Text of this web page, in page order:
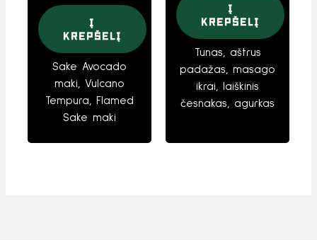
Į
krepšelį
Sake Avocado
maki, Vulcano
Tempura, Flamed
Sake maki
Į
krepšelį
Tunas, aštrus
padažas, masago
ikrai, laiškinis
česnakas, agurkas